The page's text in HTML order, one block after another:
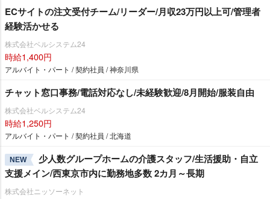
ECサイトの注文受付チーム/リーダー/月収23万円以上可/管理者
経験活かせる
株式会社ベルシステム24
時給1,400円
アルバイト・パート / 契約社員 / 神奈川県
チャット窓口事務/電話対応なし/未経験歓迎/8月開始/服装自由
株式会社ベルシステム24
時給1,250円
アルバイト・パート / 契約社員 / 北海道
NEW
少人数グループホームの介護スタッフ/生活援助・自立
支援メイン/西東京市内に勤務地多数 2カ月～長期
株式会社ニッソーネット